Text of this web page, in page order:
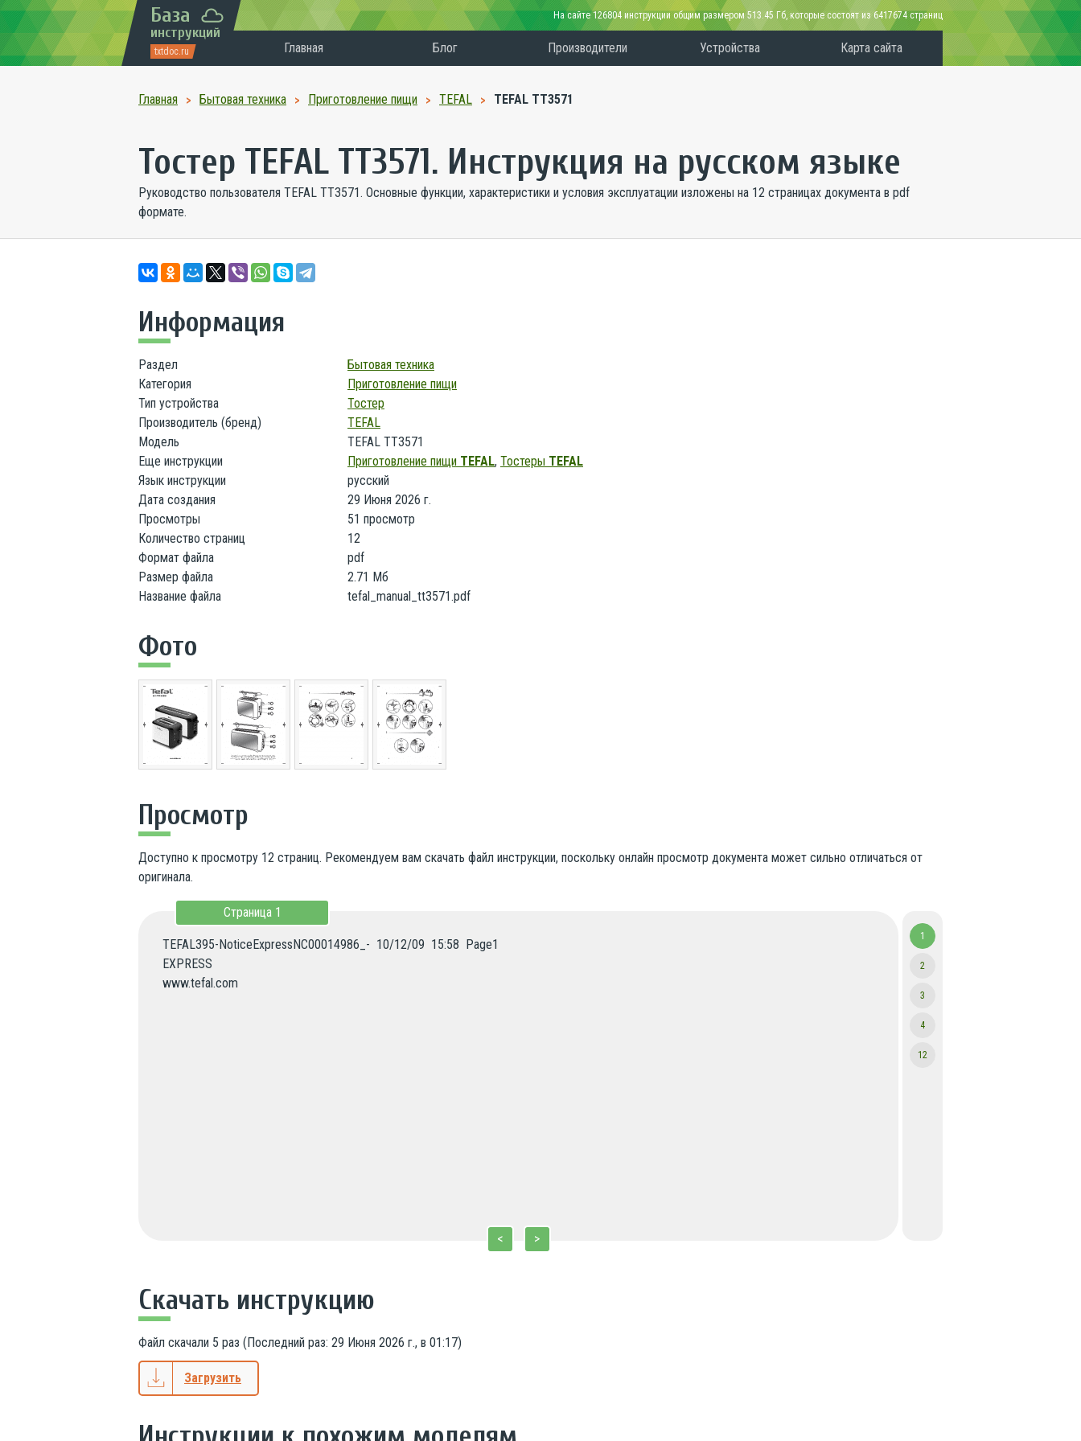
База
инструкций
txtdoc.ru
На сайте 126804 инструкции общим размером513.45 Гб, которые состоят из 6417674 страниц
Главная Блог Производители Устройства Карта сайта
Главная Бытовая техника Приготовление пищи TEFAL TEFAL TT3571
Тостер TEFAL TT3571. Инструкция на русском языке
Руководство пользователя TEFAL TT3571. Основные функции, характеристики и условия эксплуатации изложены на 12 страницах документа в pdf
формате.
Информация
Раздел
Бытовая техника
Категория
Приготовление пищи
Тип устройства
Тостер
Производитель (бренд)
TEFAL
Модель
TEFAL TT3571
Еще инструкции
Приготовление пищи TEFAL, Тостеры TEFAL
Язык инструкции
русский
Дата создания
29 Июня 2026 г.
Просмотры
51 просмотр
Количество страниц
12
Формат файла
pdf
Размер файла
2.71 Мб
Название файла
tefal_manual_tt3571.pdf
Фото
Просмотр
Доступно к просмотру 12 страниц. Рекомендуем вам скачать файл инструкции, поскольку онлайн просмотр документа может сильно отличаться от
оригинала.
< >
Страница 1
TEFAL395-NoticeExpressNC00014986_-  10/12/09  15:58  Page1
EXPRESS
www.tefal.com
1
2
3
4
12
Скачать инструкцию
Файл скачали 5 раз (Последний раз: 29 Июня 2026 г., в 01:17)
Загрузить